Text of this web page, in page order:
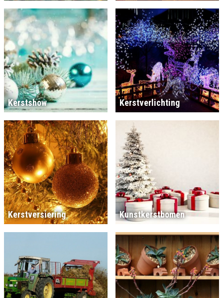
Kerstshow Kerstverlichting
Kerstversiering Kunstkerstbomen